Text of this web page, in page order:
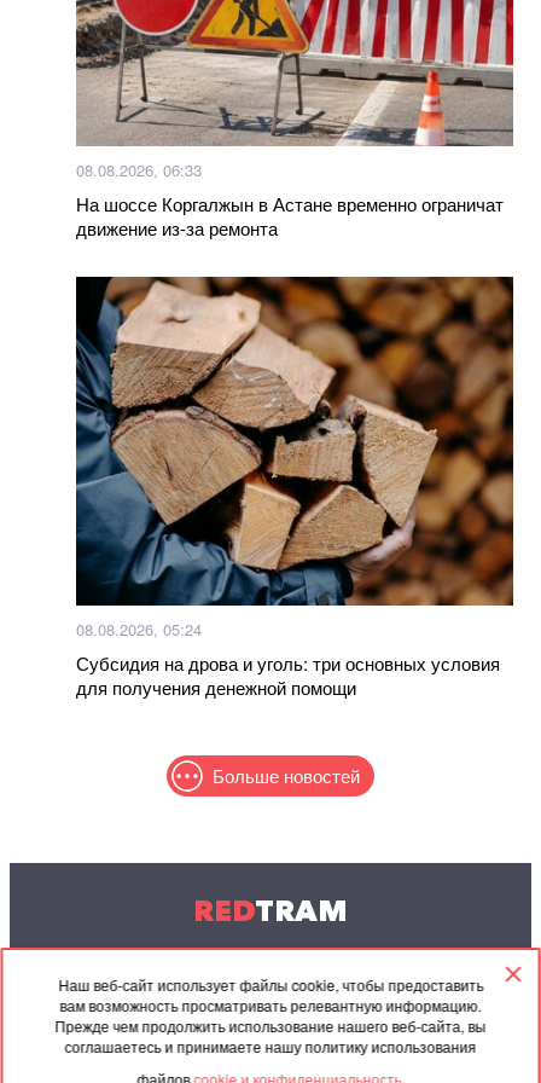
Наш веб-сайт использует файлы cookie, чтобы предоставить
вам возможность просматривать релевантную информацию.
Прежде чем продолжить использование нашего веб-сайта, вы
соглашаетесь и принимаете нашу политику использования
файловcookie и конфиденциальность.
08.08.2026, 06:33
На шоссе Коргалжын в Астане временно ограничат
движение из-за ремонта
08.08.2026, 05:24
Субсидия на дрова и уголь: три основных условия
для получения денежной помощи
Больше новостей
REDTRAM
© 2004-2026 Redtram, Ltd.
Сотрудничество
Партнёрские
Архив
Соглашение
Контакты